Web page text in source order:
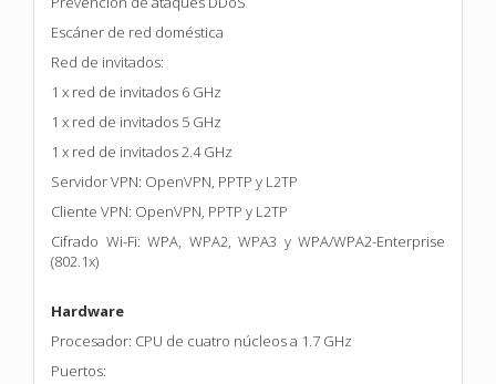
Escáner de red doméstica
Red de invitados:
1 x red de invitados 6 GHz
1 x red de invitados 5 GHz
1 x red de invitados 2.4 GHz
Servidor VPN: OpenVPN, PPTP y L2TP
Cliente VPN: OpenVPN, PPTP y L2TP
Cifrado Wi-Fi: WPA, WPA2, WPA3 y WPA/WPA2-Enterprise
(802.1x)
Hardware
Procesador: CPU de cuatro núcleos a 1.7 GHz
Puertos: